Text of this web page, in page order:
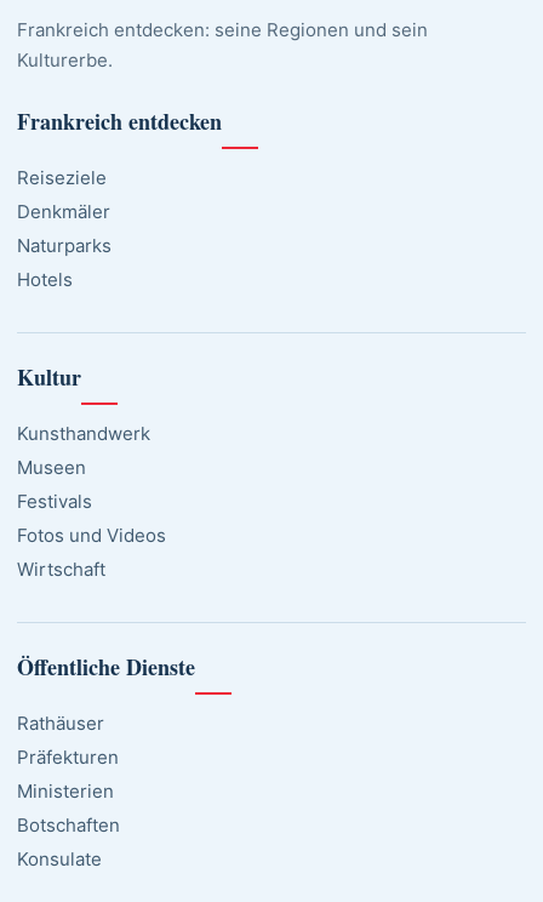
Frankreich entdecken: seine Regionen und sein
Kulturerbe.
Frankreich entdecken
Reiseziele
Denkmäler
Naturparks
Hotels
Kultur
Kunsthandwerk
Museen
Festivals
Fotos und Videos
Wirtschaft
Öffentliche Dienste
Rathäuser
Präfekturen
Ministerien
Botschaften
Konsulate